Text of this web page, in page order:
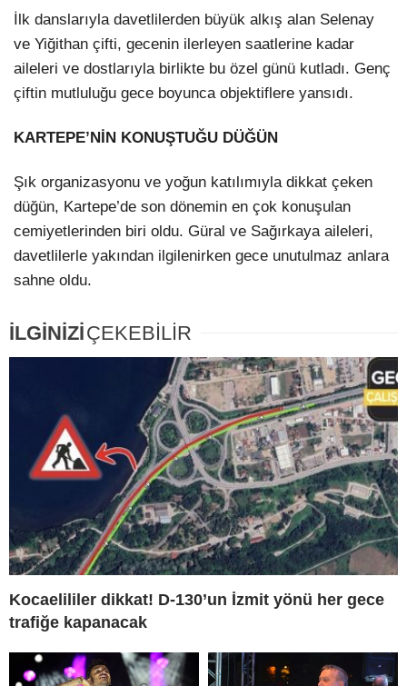
İlk danslarıyla davetlilerden büyük alkış alan Selenay
ve Yiğithan çifti, gecenin ilerleyen saatlerine kadar
aileleri ve dostlarıyla birlikte bu özel günü kutladı. Genç
çiftin mutluluğu gece boyunca objektiflere yansıdı.
KARTEPE’NİN KONUŞTUĞU DÜĞÜN
Şık organizasyonu ve yoğun katılımıyla dikkat çeken
düğün, Kartepe’de son dönemin en çok konuşulan
cemiyetlerinden biri oldu. Güral ve Sağırkaya aileleri,
davetlilerle yakından ilgilenirken gece unutulmaz anlara
sahne oldu.
İLGİNİZİÇEKEBİLİR
Kocaelililer dikkat! D-130’un İzmit yönü her gece
trafiğe kapanacak